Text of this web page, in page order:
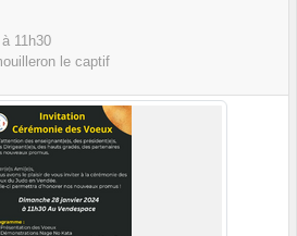
à 11h30
le captif